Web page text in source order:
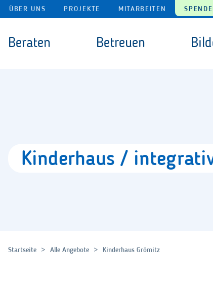
Navigation überspringen
ÜBER UNS PROJEKTE MITARBEITEN
Beraten Betreuen
Kinderhaus/
Startseite Alle Angebote Kinderhaus Grömitz